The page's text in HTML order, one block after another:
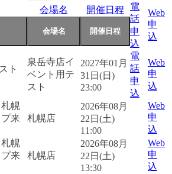
会場名 開催日程
電
話
申
込
Web
申
込
ト
泉岳寺店イ
ベント用テ
スト
2027年01月
31日(日)
23:00
電
話
申
込
Web
申
込
幌
来
札幌店
2026年08月
22日(土)
11:00
Web
申
込
幌
来
札幌店
2026年08月
22日(土)
13:30
Web
申
込